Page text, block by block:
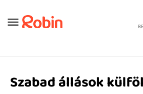
menu
Szabad állások